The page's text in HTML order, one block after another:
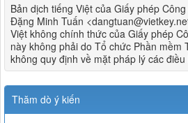
Bản dịch tiếng Việt của Giấy phép
Đặng Minh Tuấn
Việt không chính thức của Giấy phép
này không phải do Tổ chức Phần mềm
không quy định về mặt pháp lý các
Thăm dò ý kiến